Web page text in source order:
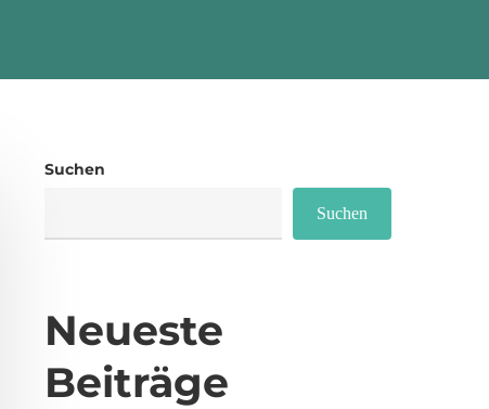
Suchen
Suchen
Neueste
Beiträge